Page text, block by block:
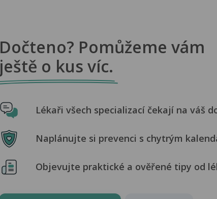
Dočteno? Pomůžeme vám
ještě o kus víc.
Lékaři všech specializací čekají na váš
Naplánujte si prevenci s chytrým
Objevujte praktické a ověřené tipy od